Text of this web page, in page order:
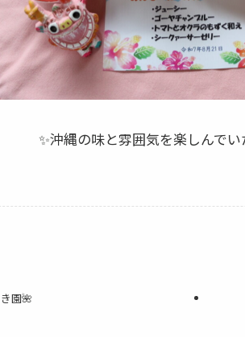
✨沖縄の味と雰囲気を楽しんで
園🌺